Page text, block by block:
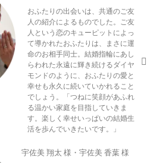
おふたりの出会いは、共通のご友
人の紹介によるものでした。ご友
人という恋のキューピットによっ
て導かれたおふたりは、まさに運
命のお相手同士。結婚指輪にあし
らわれた永遠に輝き続けるダイヤ
モンドのように、おふたりの愛と
幸せも永久に続いていかれること
でしょう。「つねに笑顔があふれ
る温かい家庭を目指していきま
す。楽しく幸せいっぱいの結婚生
活を歩んでいきたいです。」
宇佐美 翔太 様・宇佐美 香葉 様